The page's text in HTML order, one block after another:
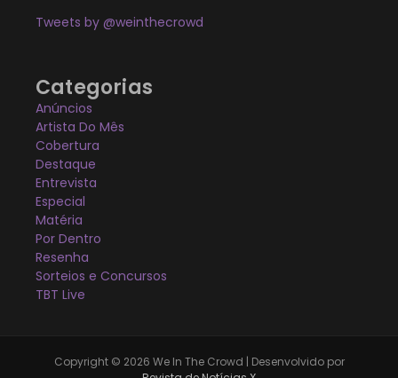
Tweets by @weinthecrowd
Categorias
Anúncios
Artista Do Mês
Cobertura
Destaque
Entrevista
Especial
Matéria
Por Dentro
Resenha
Sorteios e Concursos
TBT Live
Copyright © 2026 We In The Crowd | Desenvolvido por